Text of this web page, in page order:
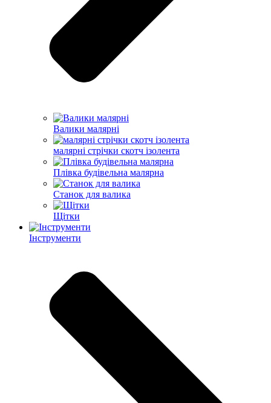
Валики малярні
малярні стрічки скотч ізолента
Плівка будівельна малярна
Станок для валика
Щітки
Інструменти